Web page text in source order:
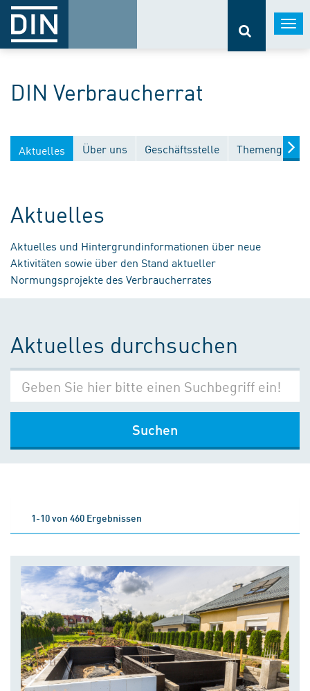
DIN Verbraucherrat
Aktuelles Über uns Geschäftsstelle
Aktuelles
Aktuelles und Hintergrundinformationen über neue
Aktivitäten sowie über den Stand aktueller
Normungsprojekte des Verbraucherrates
Aktuelles durchsuchen
Suchen
1-10 von 460 Ergebnissen